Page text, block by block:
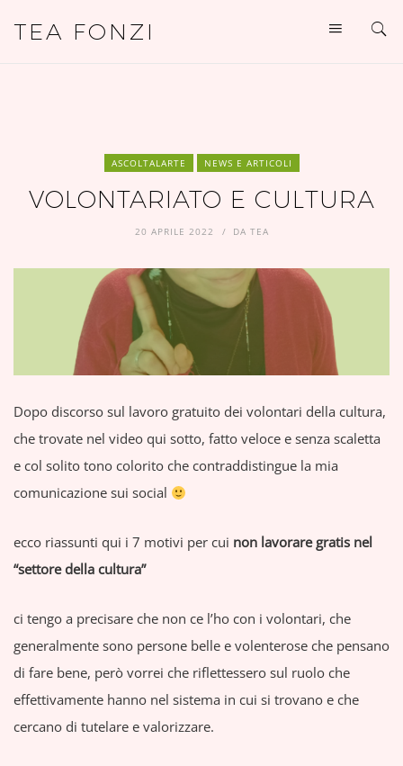
TEA FONZI
ASCOLTALARTE NEWS E ARTICOLI
VOLONTARIATO E CULTURA
20 APRILE 2022 DA TEA
Dopo discorso sul lavoro gratuito dei volontari della cultura,
che trovate nel video qui sotto, fatto veloce e senza scaletta
e col solito tono colorito che contraddistingue la mia
comunicazione sui social
ecco riassunti qui i 7 motivi per cui non lavorare gratis nel
“settore della cultura”
ci tengo a precisare che non ce l’ho con i volontari, che
generalmente sono persone belle e volenterose che pensano
di fare bene, però vorrei che riflettessero sul ruolo che
effettivamente hanno nel sistema in cui si trovano e che
cercano di tutelare e valorizzare.